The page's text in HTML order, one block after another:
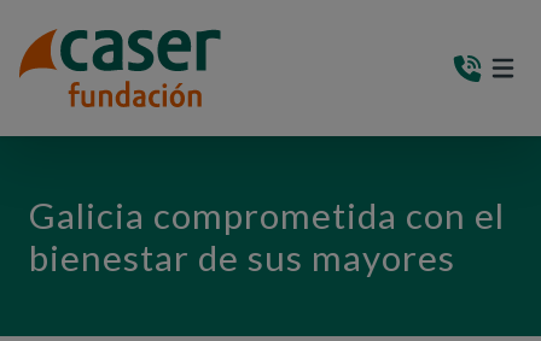
Galicia comprometida con el
bienestar de sus mayores